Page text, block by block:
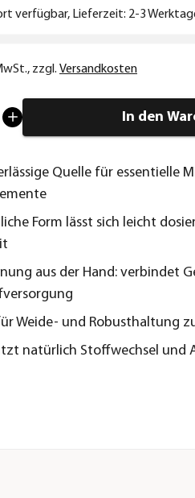
verfügbar, Lieferzeit: 2-3
, zzgl. Versandkosten
In den
Quelle für essentielle
Form lässt sich leicht
aus der Hand: verbindet
Weide- und Robusthaltung
natürlich Stoffwechsel und